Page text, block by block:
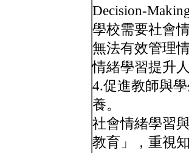
Decision-Making
學校需要社會
無法有效管理
情緒學習提升
4.促進教師與
養。
社會情緒學習
教育」，重視